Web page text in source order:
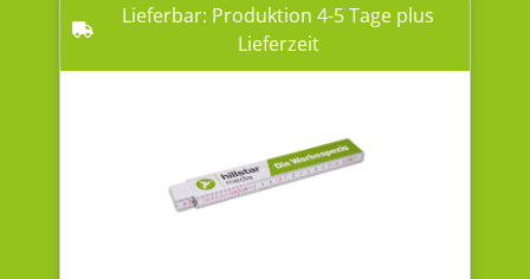
Lieferbar: Produktion 4-5 Tage plus
Lieferzeit